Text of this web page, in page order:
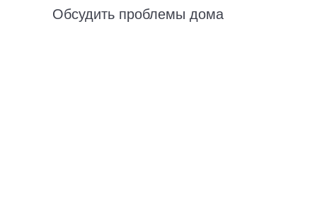
Обсудить проблемы дома